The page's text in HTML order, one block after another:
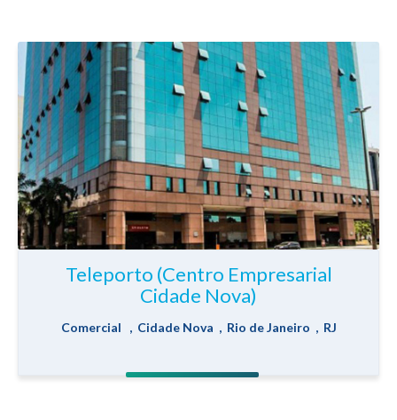
Teleporto (Centro Empresarial
Cidade Nova)
Comercial , Cidade Nova , Rio de Janeiro , RJ